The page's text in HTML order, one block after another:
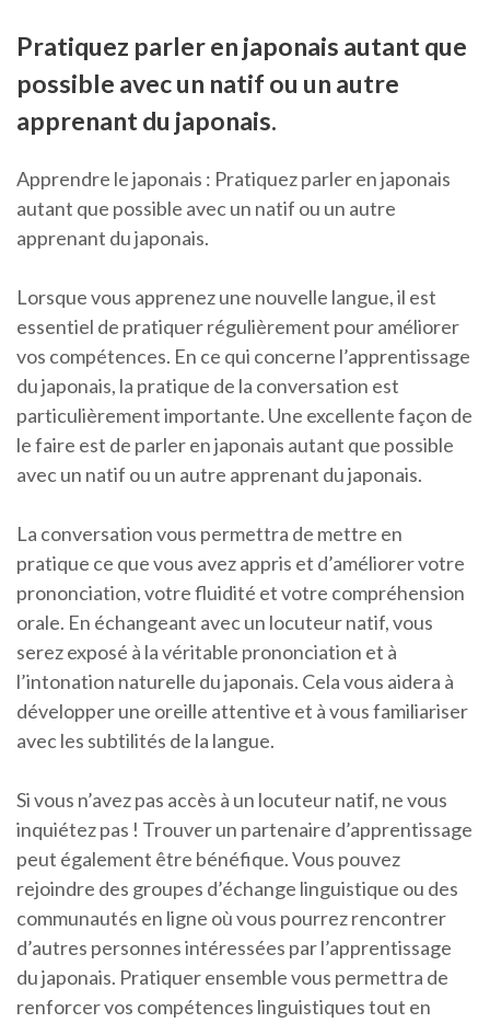
Pratiquez parler en japonais autant que
possible avec un natif ou un autre
apprenant du japonais.
Apprendre le japonais : Pratiquez parler en japonais
autant que possible avec un natif ou un autre
apprenant du japonais.
Lorsque vous apprenez une nouvelle langue, il est
essentiel de pratiquer régulièrement pour améliorer
vos compétences. En ce qui concerne l’apprentissage
du japonais, la pratique de la conversation est
particulièrement importante. Une excellente façon de
le faire est de parler en japonais autant que possible
avec un natif ou un autre apprenant du japonais.
La conversation vous permettra de mettre en
pratique ce que vous avez appris et d’améliorer votre
prononciation, votre fluidité et votre compréhension
orale. En échangeant avec un locuteur natif, vous
serez exposé à la véritable prononciation et à
l’intonation naturelle du japonais. Cela vous aidera à
développer une oreille attentive et à vous familiariser
avec les subtilités de la langue.
Si vous n’avez pas accès à un locuteur natif, ne vous
inquiétez pas ! Trouver un partenaire d’apprentissage
peut également être bénéfique. Vous pouvez
rejoindre des groupes d’échange linguistique ou des
communautés en ligne où vous pourrez rencontrer
d’autres personnes intéressées par l’apprentissage
du japonais. Pratiquer ensemble vous permettra de
renforcer vos compétences linguistiques tout en